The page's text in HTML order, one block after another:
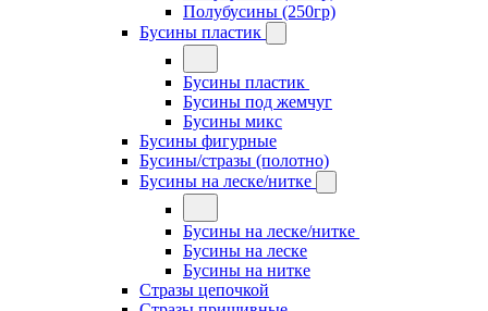
Полубусины (250гр)
Бусины пластик
Бусины пластик
Бусины под жемчуг
Бусины микс
Бусины фигурные
Бусины/стразы (полотно)
Бусины на леске/нитке
Бусины на леске/нитке
Бусины на леске
Бусины на нитке
Стразы цепочкой